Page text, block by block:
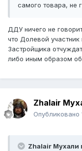
самого товара, не
ДДУ ничего не
что Долевой
Застройщика
либо иным образом
Zhalair
Опубликовано
Zhalair Мухали